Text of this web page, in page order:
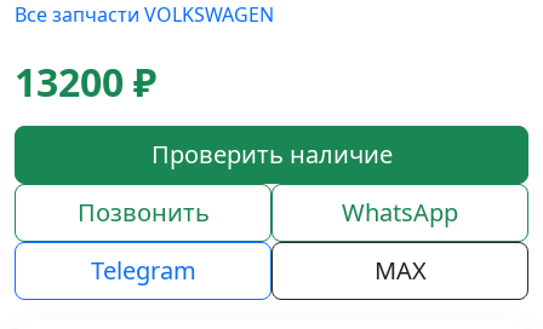
Все запчасти VOLKSWAGEN
13200 ₽
Проверить наличие
Позвонить
WhatsApp
Telegram
MAX